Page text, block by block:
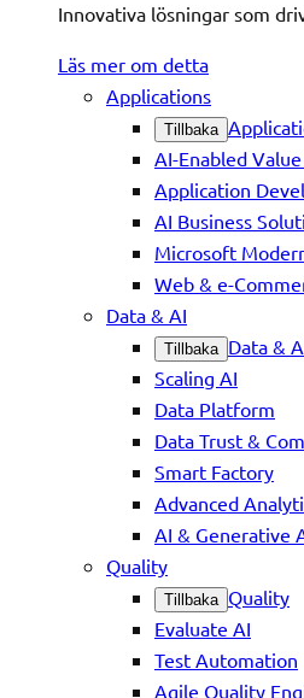
Innovativa lösningar som
Läs mer om detta
Applications
Tillbaka
AI-Enabled
Application
AI Business
Microsoft
Web & e-
Data & AI
Tillbaka Data &
Scaling AI
Data Platform
Data Trust &
Smart Factory
Advanced
AI & Generative
Quality
Tillbaka Quality
Evaluate AI
Test Automation
Agile Quality